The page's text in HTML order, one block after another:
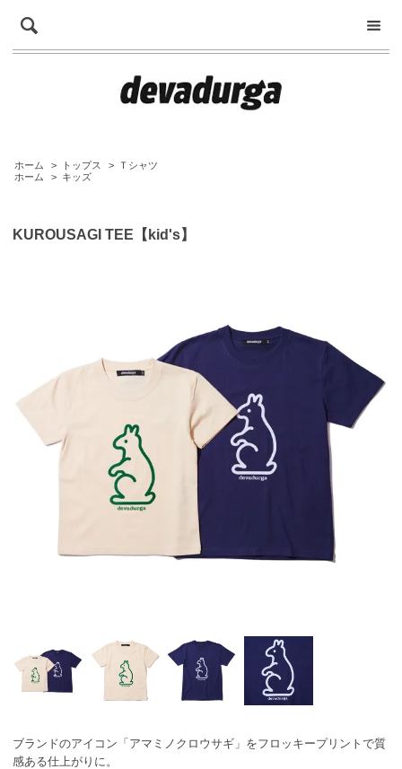
ホーム > トップス >
Ｔシャツ
ホーム
> キッズ
KUROUSAGI TEE【kid's】
ブランドのアイコン「アマミノクロウサギ」をフロッキープリントで質
感ある仕上がりに。